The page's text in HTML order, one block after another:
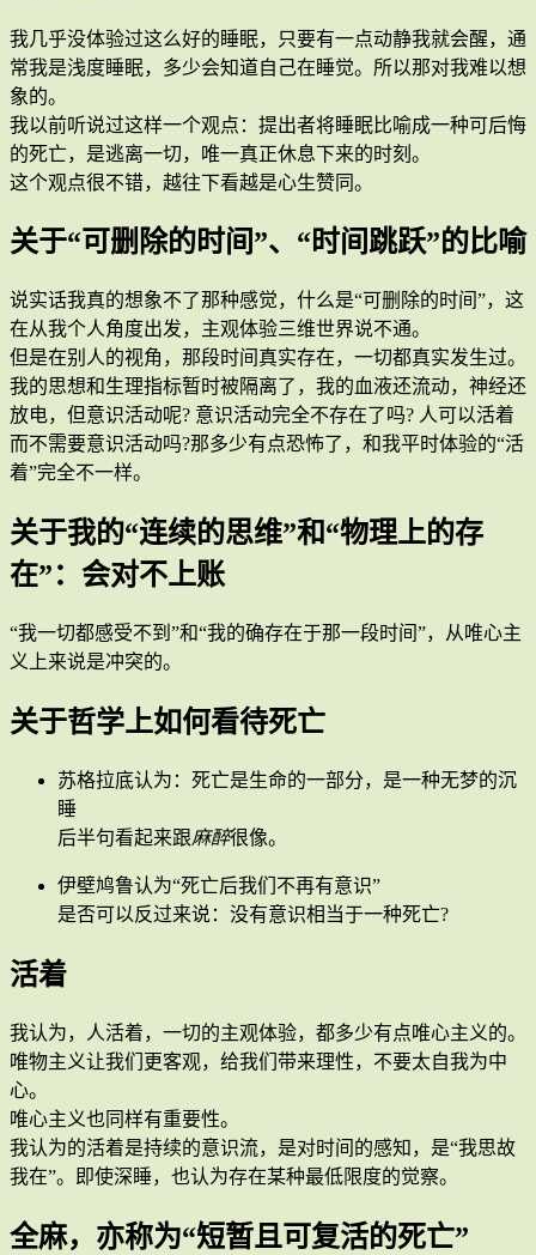
我几乎没体验过这么好的睡眠，只要有一点动静我就会醒，通
常我是浅度睡眠，多少会知道自己在睡觉。所以那对我难以想
象的。
我以前听说过这样一个观点：提出者将睡眠比喻成一种可后悔
的死亡，是逃离一切，唯一真正休息下来的时刻。
这个观点很不错，越往下看越是心生赞同。
关于“可删除的时间”、“时间跳跃”的比喻
说实话我真的想象不了那种感觉，什么是“可删除的时间”，这
在从我个人角度出发，主观体验三维世界说不通。
但是在别人的视角，那段时间真实存在，一切都真实发生过。
我的思想和生理指标暂时被隔离了，我的血液还流动，神经还
放电，但意识活动呢? 意识活动完全不存在了吗? 人可以活着
而不需要意识活动吗?那多少有点恐怖了，和我平时体验的“活
着”完全不一样。
关于我的“连续的思维”和“物理上的存
在”：会对不上账
“我一切都感受不到”和“我的确存在于那一段时间”，从唯心主
义上来说是冲突的。
关于哲学上如何看待死亡
苏格拉底认为：死亡是生命的一部分，是一种无梦的沉
睡
后半句看起来跟麻醉很像。
伊壁鸠鲁认为“死亡后我们不再有意识”
是否可以反过来说：没有意识相当于一种死亡?
活着
我认为，人活着，一切的主观体验，都多少有点唯心主义的。
唯物主义让我们更客观，给我们带来理性，不要太自我为中
心。
唯心主义也同样有重要性。
我认为的活着是持续的意识流，是对时间的感知，是“我思故
我在”。即使深睡，也认为存在某种最低限度的觉察。
全麻，亦称为“短暂且可复活的死亡”